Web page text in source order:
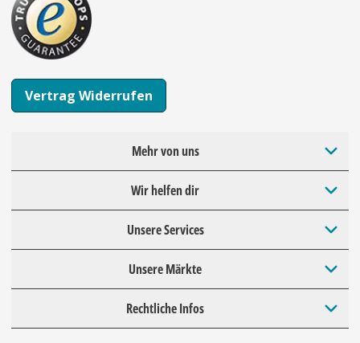
Vertrag Widerrufen
Mehr von uns
Wir helfen dir
Unsere Services
Unsere Märkte
Rechtliche Infos